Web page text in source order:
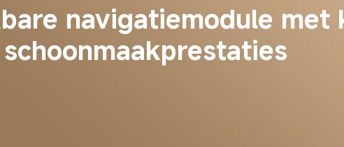
navigatiemodule met
schoonmaakprestaties